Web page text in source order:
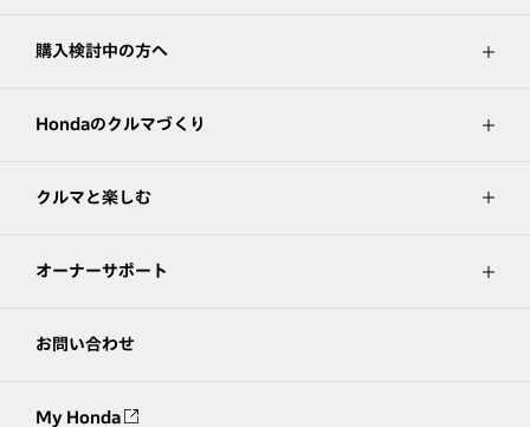
購入検討中の方へ
Hondaのクルマづくり
クルマと楽しむ
オーナーサポート
お問い合わせ
My Honda